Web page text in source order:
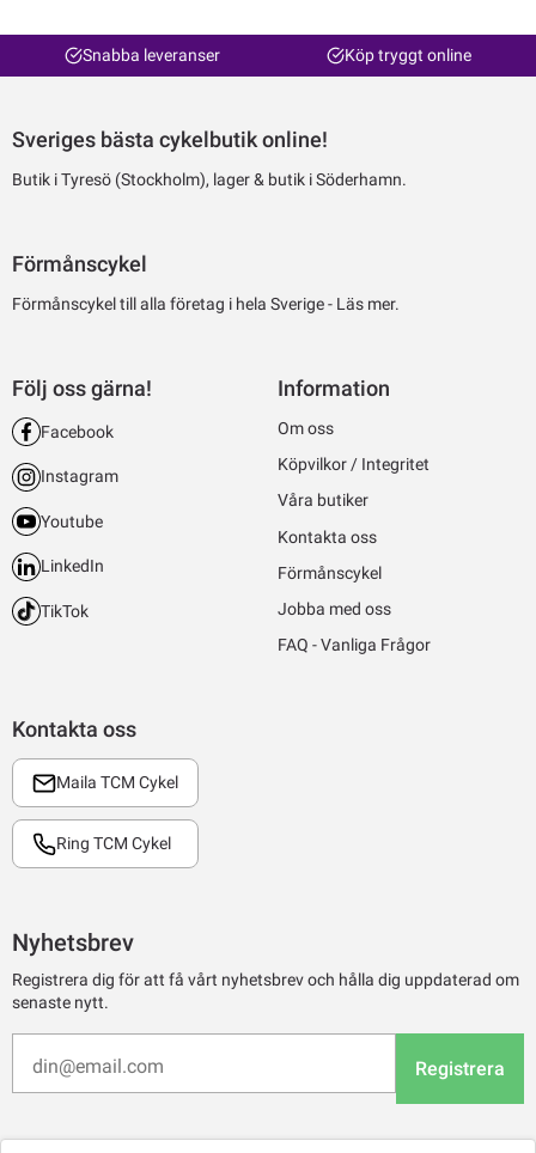
Snabba leveranser Köp tryggt online
Sveriges bästa cykelbutik online!
Butik i Tyresö (Stockholm), lager & butik i Söderhamn.
Förmånscykel
Förmånscykel till alla företag i hela Sverige - Läs mer.
Kontakta oss
Maila TCM Cykel
Ring TCM Cykel
Följ oss gärna!
Facebook
Instagram
Youtube
LinkedIn
TikTok
Information
Om oss
Köpvilkor / Integritet
Våra butiker
Kontakta oss
Förmånscykel
Jobba med oss
FAQ - Vanliga Frågor
Nyhetsbrev
Registrera dig för att få vårt nyhetsbrev och hålla dig uppdaterad om
senaste nytt.
Registrera